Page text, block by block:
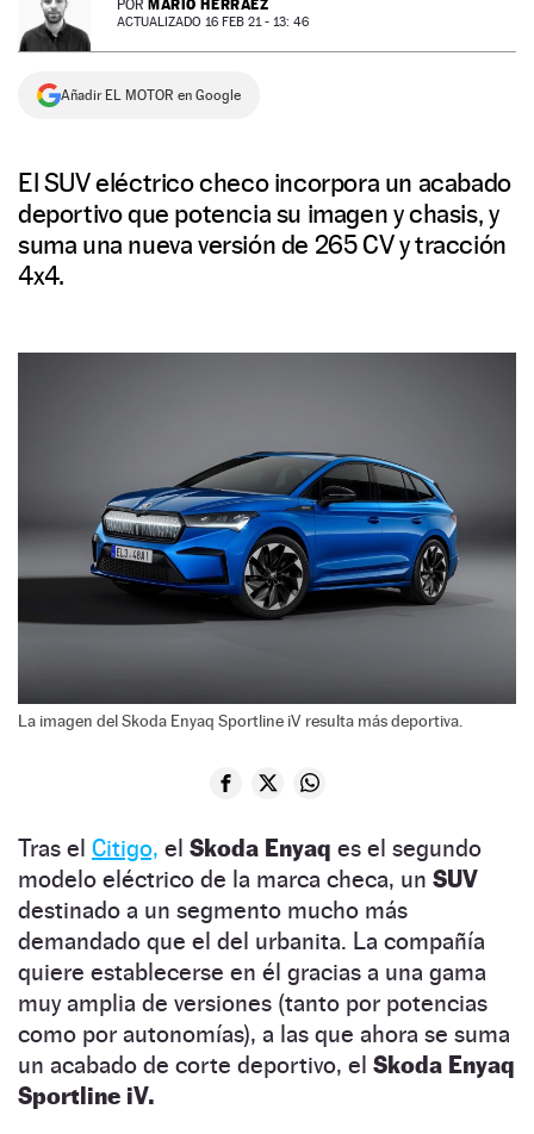
NEWSLETTER
SÍGUENOS
POR MARIO HERRÁEZ
ACTUALIZADO 16 FEB 21 - 13: 46
Añadir EL MOTOR en Google
El SUV eléctrico checo incorpora un acabado
deportivo que potencia su imagen y chasis, y
suma una nueva versión de 265 CV y tracción
4x4.
La imagen del Skoda Enyaq Sportline iV resulta más deportiva.
Tras el Citigo, el Skoda Enyaq es el segundo
modelo eléctrico de la marca checa, un SUV
destinado a un segmento mucho más
demandado que el del urbanita. La compañía
quiere establecerse en él gracias a una gama
muy amplia de versiones (tanto por potencias
como por autonomías), a las que ahora se suma
un acabado de corte deportivo, el Skoda Enyaq
Sportline iV.